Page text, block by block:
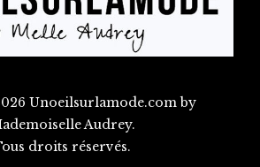
Unoeilsurlamode.com by
Audrey.
droits réservés.